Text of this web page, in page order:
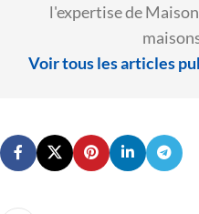
l'expertise de
Voir tous les articles